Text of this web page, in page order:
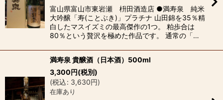
富山県富山市東岩瀬 枡田酒造店 ●満寿泉 純米
大吟醸「寿(ことぶき)」プラチナ 山田錦を35％精
白したマスイズミの最高傑作の1つ。 粕歩合は
80％という贅沢を極めた作品です。 通常の「…
満寿泉 貴醸酒（日本酒）500ml
3,300円(税別)
(税込: 3,630円)
在庫あり